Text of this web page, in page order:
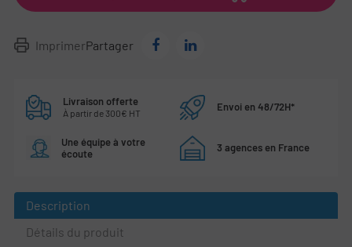
ImprimerPartager
Livraison offerte
À partir de 300€ HT Envoi en 48/72H*
Une équipe à votre
écoute
3 agences en France
Description
Détails du produit